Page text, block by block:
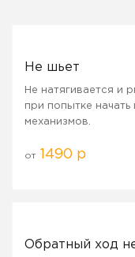
Не шьет
Не натягивается и
при попытке
механизмов.
от 1490 р
Обратный ход